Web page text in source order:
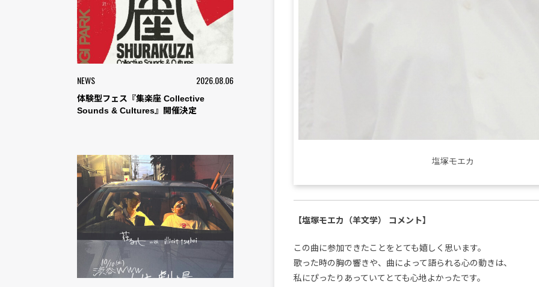
NEWS 2026.08.06
体験型フェス『集楽座 Collective
Sounds & Cultures』開催決定
塩塚モエカ
【塩塚モエカ（羊文学） コメント】
この曲に参加できたことをとても嬉しく思います。
歌った時の胸の響きや、曲によって語られる心の動きは、
私にぴったりあっていてとても心地よかったです。